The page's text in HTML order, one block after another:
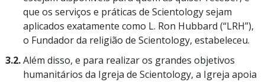
que os serviços e práticas de Scientology sejam
aplicados exatamente como L. Ron Hubbard (“LRH”),
o Fundador da religião de Scientology, estabeleceu.
3.2.Além disso, e para realizar os grandes objetivos
humanitários da Igreja de Scientology, a Igreja apoia